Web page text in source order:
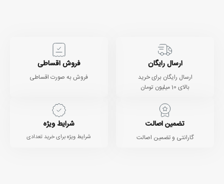
ارسال رایگان
ارسال رایگان برای خرید
بالای 10 میلیون تومان
فروش اقساطی
فروش به صورت اقساطی
تضمین اصالت
گارانتی و تضمین اصالت
شرایط ویژه
شرایط ویژه برای خرید تعدادی